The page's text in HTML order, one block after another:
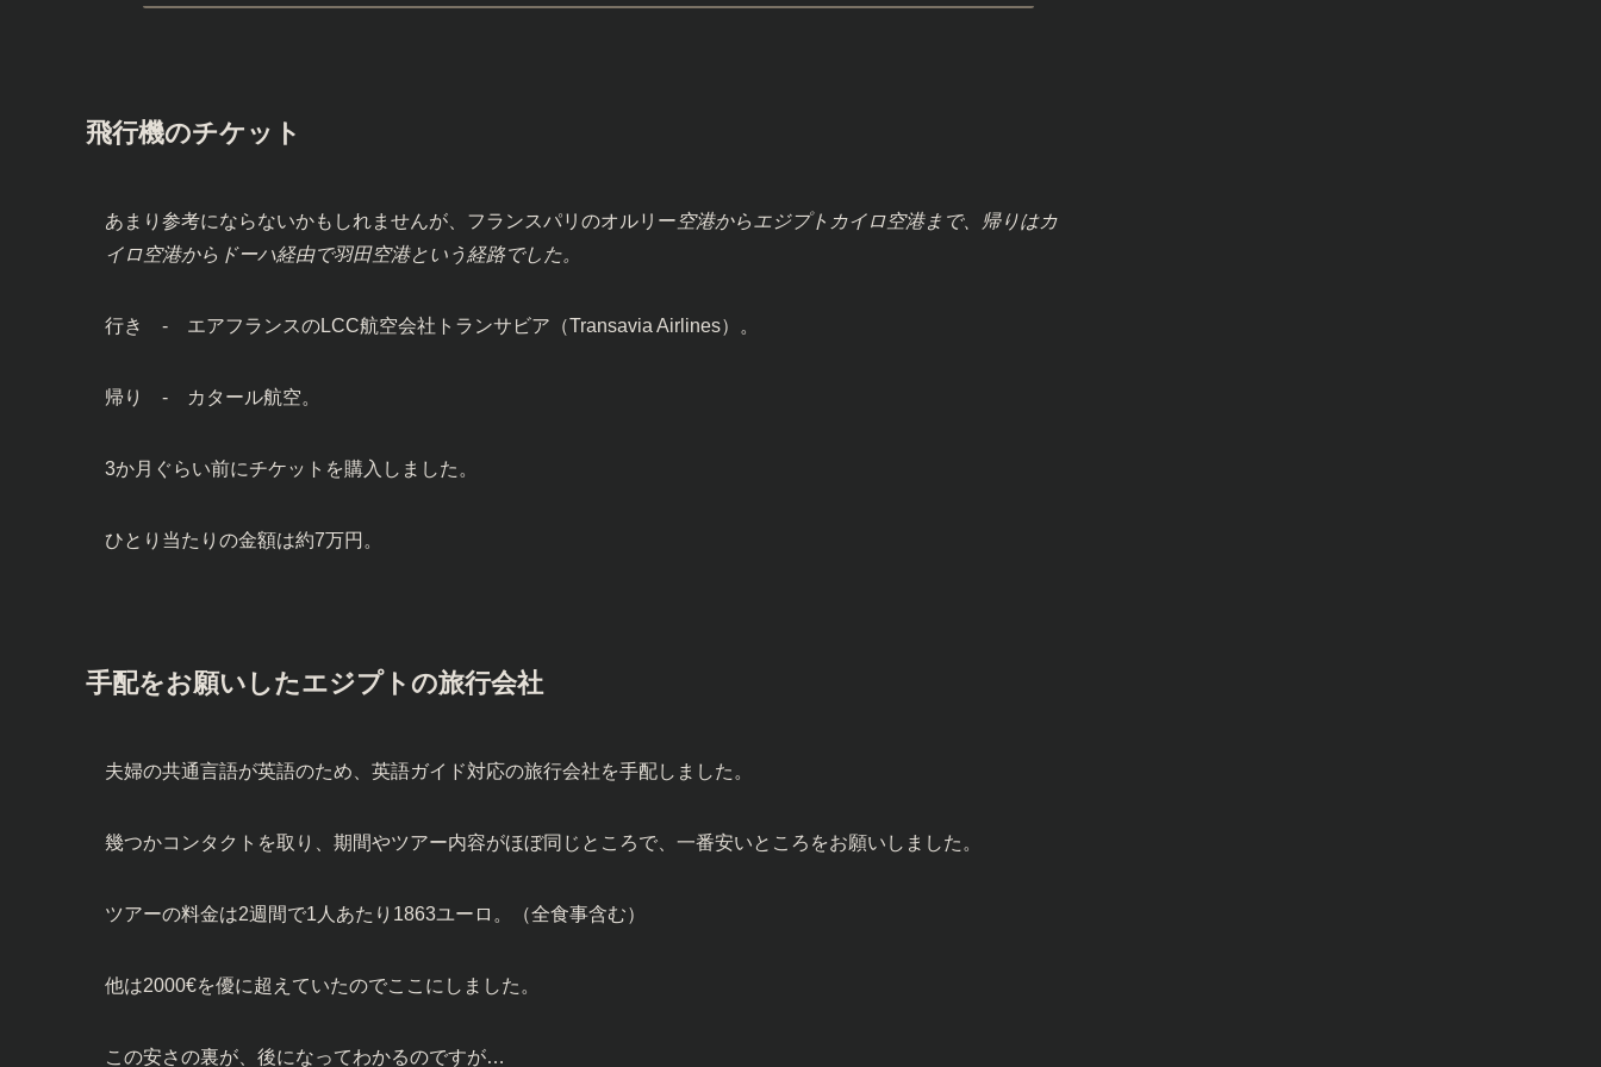
飛行機のチケット
あまり参考にならないかもしれませんが、フランスパリのオルリー空港からエジプトカイロ空港まで、帰りはカ
イロ空港からドーハ経由で羽田空港という経路でした。
行き ‐ エアフランスのLCC航空会社トランサビア（Transavia Airlines）。
帰り ‐ カタール航空。
3か月ぐらい前にチケットを購入しました。
ひとり当たりの金額は約7万円。
手配をお願いしたエジプトの旅行会社
夫婦の共通言語が英語のため、英語ガイド対応の旅行会社を手配しました。
幾つかコンタクトを取り、期間やツアー内容がほぼ同じところで、一番安いところをお願いしました。
ツアーの料金は2週間で1人あたり1863ユーロ。（全食事含む）
他は2000€を優に超えていたのでここにしました。
この安さの裏が、後になってわかるのですが…